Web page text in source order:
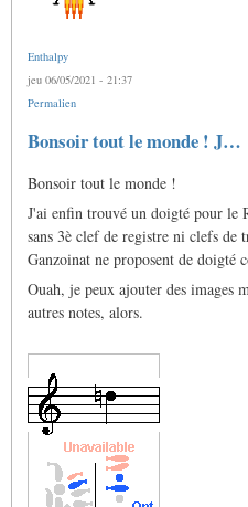
Enthalpy
jeu 06/05/2021 - 21:37
Permalien
Bonsoir tout le monde ! J…
Bonsoir tout le monde !
J'ai enfin trouvé un doigté pour le
sans 3è clef de registre ni clefs
Ganzoinat ne proposent de doigté
Ouah, je peux ajouter des images
autres notes, alors.